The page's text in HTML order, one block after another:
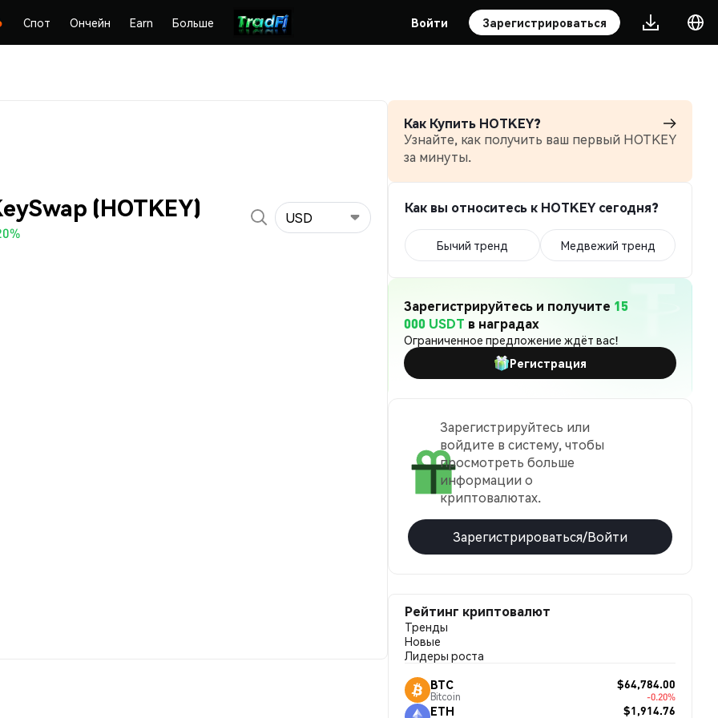
Спот Ончейн Earn Больше Войти Зарегистрироваться
(HOTKEY) USD
Как Купить HOTKEY?
Узнайте, как получить ваш первый HOTKEY
за минуты.
Как вы относитесь к HOTKEY сегодня?
Бычий тренд Медвежий тренд
Зарегистрируйтесь и получите 15
000 USDT в наградах
Ограниченное предложение ждёт вас!
Регистрация
Зарегистрируйтесь или
войдите в систему, чтобы
просмотреть больше
информации о
криптовалютах.
Зарегистрироваться/Войти
Рейтинг криптовалют
Тренды
Новые
Лидеры роста
BTC
Bitcoin
$64,784.00
-0.20%
ETH $1,914.76